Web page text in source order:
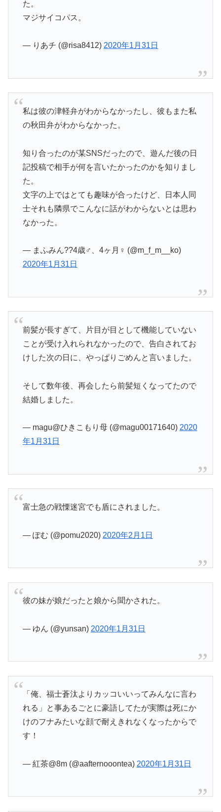
た。
マジサイコパス。
— りあチ (@risa8412) 2020年1月31日
私は彼の津軽弁がわからなかったし、彼もまた私
の秋田弁がわからなかった。
知り合ったのが某SNSだったので、遊んだ後の日
記投稿で相手が何を言いたかったのかを知りまし
た。
文字の上ではとても趣味が合ったけど、日本人同
士それも隣県でこんなに話がわからないとは思わ
なかった。
— まふみん??4歳♂、4ヶ月♀ (@m_f_m__ko)
2020年1月31日
前髪が長すぎて、片目が目として機能していない
ことが受け入れられなかったので、告白されてお
けした次の日に、やっぱりごめんと言いました。
そして数年後、再会したら前髪短くなってたので
結婚しました。
— magu@ひきこもり母 (@magu00171640) 2020
年1月31日
富士急の戦慄迷宮でも盾にされました。
— ぽむ (@pomu2020) 2020年2月1日
彼の妹が娘だったと娘から聞かされた。
— ゆん (@yunsan) 2020年1月31日
「俺、福士蒼汰よりカッコいいってみんなに言わ
れる」と事あるごとに豪語してたが実際は死にか
けのフナみたいな顔で耐えきれなくなったからで
す！
— 紅茶@8m (@aafternooontea) 2020年1月31日